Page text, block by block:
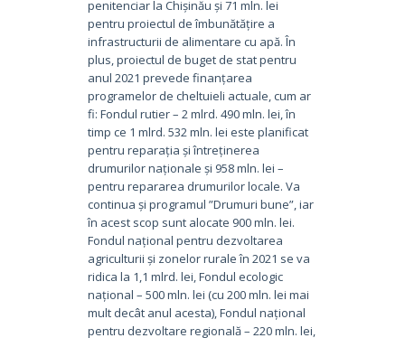
penitenciar la Chișinău și 71 mln. lei
pentru proiectul de îmbunătățire a
infrastructurii de alimentare cu apă. În
plus, proiectul de buget de stat pentru
anul 2021 prevede finanțarea
programelor de cheltuieli actuale, cum ar
fi: Fondul rutier – 2 mlrd. 490 mln. lei, în
timp ce 1 mlrd. 532 mln. lei este planificat
pentru reparația și întreținerea
drumurilor naționale și 958 mln. lei –
pentru repararea drumurilor locale. Va
continua și programul ”Drumuri bune”, iar
în acest scop sunt alocate 900 mln. lei.
Fondul național pentru dezvoltarea
agriculturii și zonelor rurale în 2021 se va
ridica la 1,1 mlrd. lei, Fondul ecologic
național – 500 mln. lei (cu 200 mln. lei mai
mult decât anul acesta), Fondul național
pentru dezvoltare regională – 220 mln. lei,